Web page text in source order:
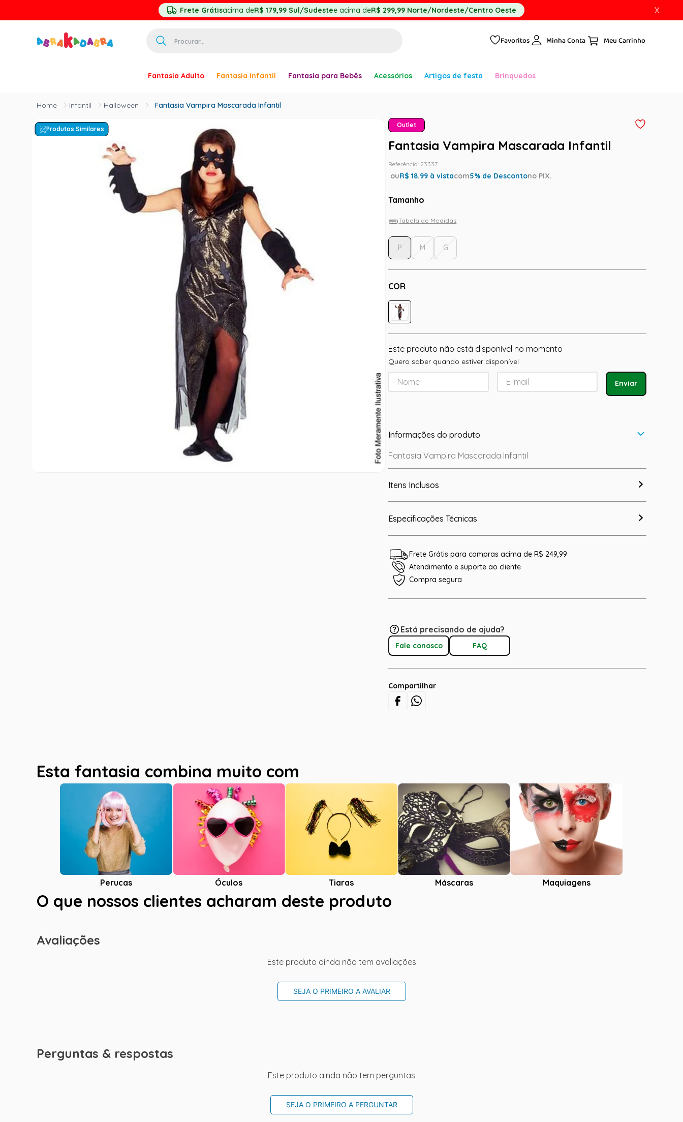
Frete Grátisacima deR$ 179,99 Sul/Sudestee acima deR$ 299,99 Norte/Nordeste/Centro Oeste X
Favoritos Minha Conta
Fantasia Adulto Fantasia Infantil Fantasia para Bebês Acessórios Artigos de festa Brinquedos
Infantil Halloween Fantasia Vampira Mascarada Infantil
Produtos Similares
Outlet
Fantasia Vampira Mascarada Infantil
Referência: 23337
ouR$18.99 à vistacom5% de Descontono PIX.
Tamanho
Tabela de Medidas
COR
P M G
Este produto não está disponível no momento
Quero saber quando estiver disponível
Enviar
Informações do produto
Fantasia Vampira Mascarada Infantil
Itens Inclusos
Especificações Técnicas
Frete Grátis para compras acima de R$ 249,99
Atendimento e suporte ao cliente
Compra segura
Está precisando de ajuda?
Fale conosco FAQ
Compartilhar
Esta fantasia combina muito com
Perucas Óculos Tiaras Máscaras Maquiagens
O que nossos clientes acharam deste produto
Avaliações
Este produto ainda não tem avaliações
SEJA O PRIMEIRO A AVALIAR
Perguntas & respostas
Este produto ainda não tem perguntas
SEJA O PRIMEIRO A PERGUNTAR
º
princesa
paquita
harry potter
6º
mascara
7
palhaço
8º
kpop
9º
rumi
10 º toy story